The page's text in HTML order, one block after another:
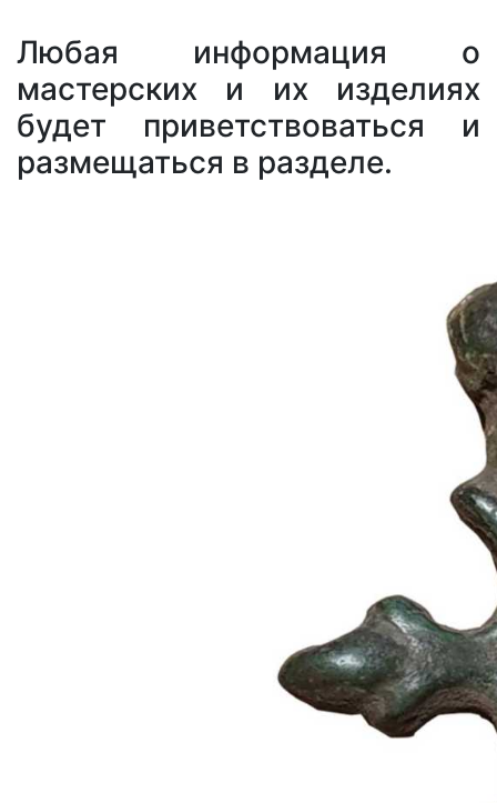
Любая информация о
мастерских и их изделиях
будет приветствоваться и
размещаться в разделе.